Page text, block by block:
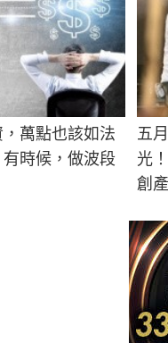
萬點也該如法
時候，做波段
五
光
創